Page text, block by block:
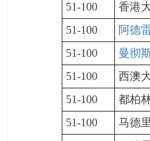
51-100
香港
51-100
阿德
51-100
曼彻
51-100
西澳
51-100
都柏
51-100
马德